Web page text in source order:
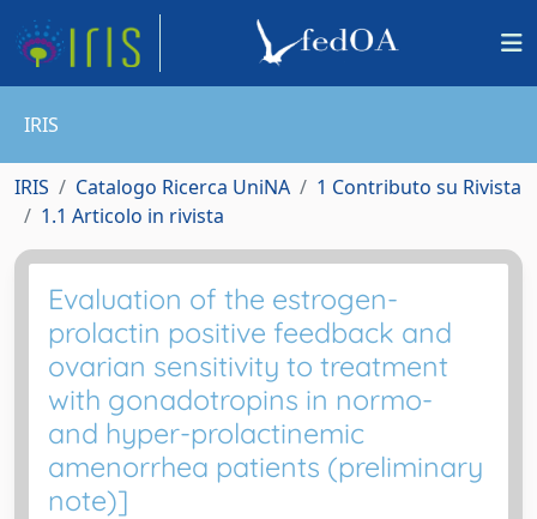
IRIS
IRIS Catalogo Ricerca UniNA
1 Contributo su Rivista
1.1 Articolo in rivista
Evaluation of the estrogen-
prolactin positive feedback and
ovarian sensitivity to treatment
with gonadotropins in normo-
and hyper-prolactinemic
amenorrhea patients (preliminary
note)]